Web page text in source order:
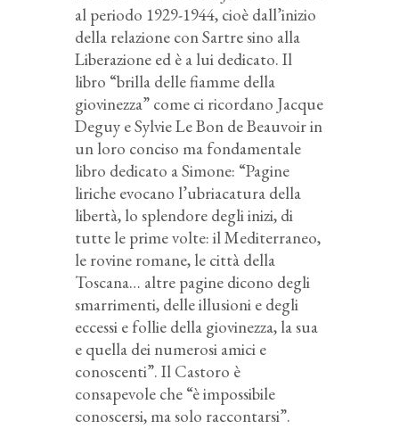
al periodo 1929-1944, cioè dall’inizio
della relazione con Sartre sino alla
Liberazione ed è a lui dedicato. Il
libro “brilla delle fiamme della
giovinezza” come ci ricordano Jacque
Deguy e Sylvie Le Bon de Beauvoir in
un loro conciso ma fondamentale
libro dedicato a Simone: “Pagine
liriche evocano l’ubriacatura della
libertà, lo splendore degli inizi, di
tutte le prime volte: il Mediterraneo,
le rovine romane, le città della
Toscana… altre pagine dicono degli
smarrimenti, delle illusioni e degli
eccessi e follie della giovinezza, la sua
e quella dei numerosi amici e
conoscenti”. Il Castoro è
consapevole che “è impossibile
conoscersi, ma solo raccontarsi”.